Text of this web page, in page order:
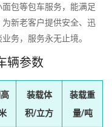
包等包车服务，能满足
新老客户提供安全、迅
务，服务永无止境。
辆参数
装载体
积/立方
装载重
量/吨